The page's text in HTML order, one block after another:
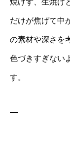
だけが焦げて中
の素材や深さを
色づきすぎない
す。
—